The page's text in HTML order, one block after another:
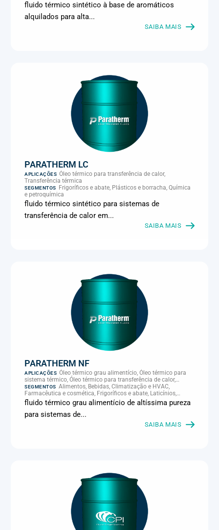
fluido térmico sintético à base de aromáticos
alquilados para alta...
SAIBA MAIS
PARATHERM LC
APLICAÇÕES Óleo térmico para transferência de calor,
Transferência térmica
SEGMENTOS
Frigoríficos e abate, Plásticos e borracha, Química
e petroquímica
fluido térmico sintético para sistemas de
transferência de calor em...
SAIBA MAIS
PARATHERM NF
APLICAÇÕES Óleo térmico grau alimentício, Óleo térmico para
sistema térmico, Óleo térmico para transferência de calor,
Transferência térmica
SEGMENTOS Alimentos, Bebidas, Climatização e HVAC,
Farmacêutica e cosmética, Frigoríficos e abate, Laticínios,
Panificação, Supermercados e refrigeração comercial
fluido térmico grau alimentício de altíssima pureza
para sistemas de...
SAIBA MAIS